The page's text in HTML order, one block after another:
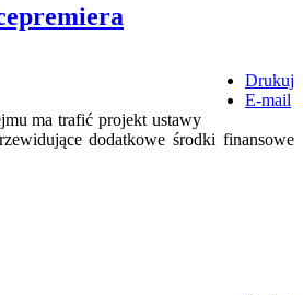
Drukuj
E-mail
ma trafić projekt ustawy
dodatkowe środki finansowe